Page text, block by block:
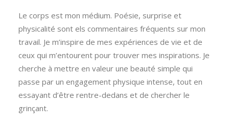
Le corps est mon médium. Poésie, surprise et
physicalité sont els commentaires fréquents sur mon
travail. Je m’inspire de mes expériences de vie et de
ceux qui m’entourent pour trouver mes inspirations. Je
cherche à mettre en valeur une beauté simple qui
passe par un engagement physique intense, tout en
essayant d’être rentre-dedans et de chercher le
grinçant.